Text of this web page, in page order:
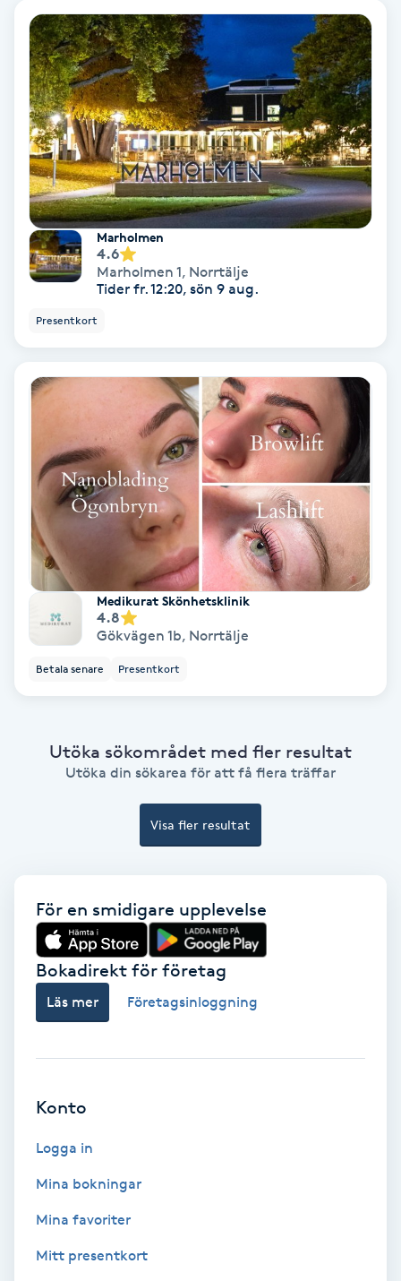
Gel naglar
Gelenaglar
Gellack
Gellack med förstärkning
Gravidmassage
Gravidyoga
Gruppträning
Hatha Yoga
Headspa
Healing
Herrklippning
HIFU
Hot Stone Massage
Hudvård
Hårborttagning
Hårbottenbehandling
Marholmen
4.6
Marholmen 1, Norrtälje
Tider fr. 12:20, sön 9 aug.
Presentkort
Medikurat Skönhetsklinik
4.8
Gökvägen 1b, Norrtälje
Betala senare Presentkort
Utöka sökområdet med fler resultat
Utöka din sökarea för att få flera träffar
Visa fler resultat
För en smidigare upplevelse
Bokadirekt för företag
Läs mer Företagsinloggning
Konto
Logga in
Mina bokningar
Mina favoriter
Mitt presentkort